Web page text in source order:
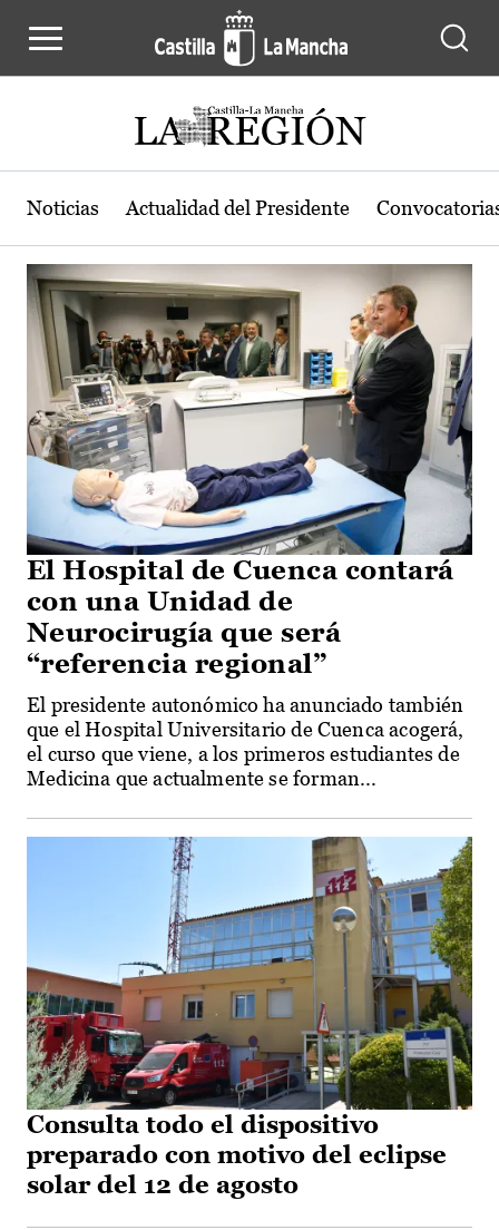
Actualidad de la región de Castilla-
Noticias Actualidad del Presidente
El Hospital de Cuenca contará
con una Unidad de
Neurocirugía que será
“referencia regional”
El presidente autonómico ha anunciado también
que el Hospital Universitario de Cuenca acogerá,
el curso que viene, a los primeros estudiantes de
Medicina que actualmente se forman...
Consulta todo el dispositivo
preparado con motivo del eclipse
solar del 12 de agosto